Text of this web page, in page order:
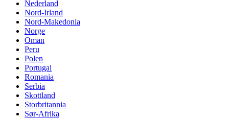
Nederland
Nord-Irland
Nord-Makedonia
Norge
Oman
Peru
Polen
Portugal
Romania
Serbia
Skottland
Storbritannia
Sør-Afrika